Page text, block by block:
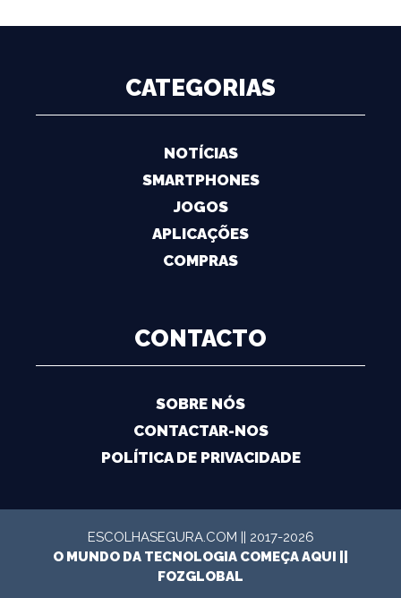
CATEGORIAS
NOTÍCIAS
SMARTPHONES
JOGOS
APLICAÇÕES
COMPRAS
CONTACTO
SOBRE NÓS
CONTACTAR-NOS
POLÍTICA DE PRIVACIDADE
ESCOLHASEGURA.COM || 2017-2026
O MUNDO DA TECNOLOGIA COMEÇA AQUI ||
FOZGLOBAL